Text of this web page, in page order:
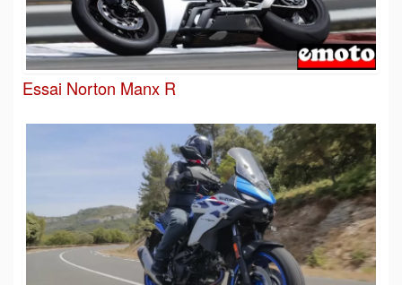
Essai Norton Manx R